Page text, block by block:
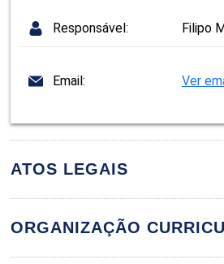
Responsável: Filipo
Email: Ver
ATOS LEGAIS
ORGANIZAÇÃO